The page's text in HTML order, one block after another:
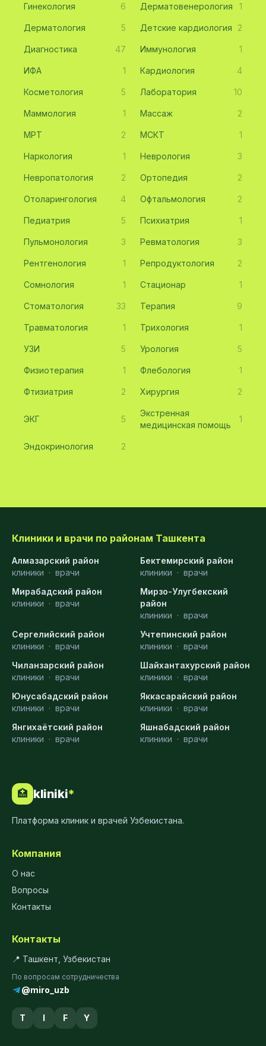
Гинекология 6 Дерматовенерология 1
Дерматология 5 Детские кардиология 2
Диагностика 47 Иммунология 1
ИФА 1 Кардиология 4
Косметология 5 Лаборатория 10
Маммология 1 Массаж 2
МРТ 2 МСКТ 1
Наркология 1 Неврология 3
Невропатология 2 Ортопедия 2
Отоларингология 4 Офтальмология 2
Педиатрия 5 Психиатрия 1
Пульмонология 3 Ревматология 3
Рентгенология 1 Репродуктология 2
Сомнология 1 Стационар 1
Стоматология 33 Терапия 9
Травматология 1 Трихология 1
УЗИ 5 Урология 5
Физиотерапия 1 Флебология 1
Фтизиатрия 2 Хирургия 2
ЭКГ 5
Экстренная
медицинская помощь
1
Эндокринология 2
Клиники и врачи по районам Ташкента
Алмазарский район
клиники · врачи
Бектемирский район
клиники · врачи
Мирабадский район
клиники · врачи
Мирзо-Улугбекский
район
клиники · врачи
Сергелийский район
клиники · врачи
Учтепинский район
клиники · врачи
Чиланзарский район
клиники · врачи
Шайхантахурский район
клиники · врачи
Юнусабадский район
клиники · врачи
Яккасарайский район
клиники · врачи
Янгихаётский район
клиники · врачи
Яшнабадский район
клиники · врачи
🏥 kliniki*
Платформа клиник и врачей Узбекистана.
Компания
О нас
Вопросы
Контакты
Контакты
📍 Ташкент, Узбекистан
По вопросам сотрудничества
@miro_uzb
T I F Y